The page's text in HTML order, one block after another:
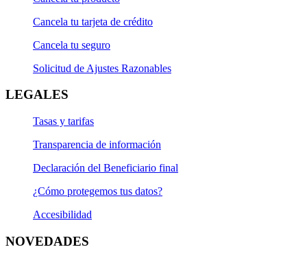
Cancela tu tarjeta de crédito
Cancela tu seguro
Solicitud de Ajustes Razonables
LEGALES
Tasas y tarifas
Transparencia de información
Declaración del Beneficiario final
¿Cómo protegemos tus datos?
Accesibilidad
NOVEDADES